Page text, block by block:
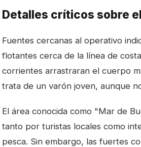
Detalles críticos sobre
Fuentes cercanas al operativo
flotantes cerca de la línea de
corrientes arrastraran el cuerpo
trata de un varón joven, aunque
El área conocida como "Mar de
tanto por turistas locales como
pesca. Sin embargo, las fuertes